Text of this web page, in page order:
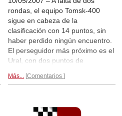
rondas, el equipo Tomsk-400
sigue en cabeza de la
clasificación con 14 puntos, sin
haber perdido ningún encuentro.
El perseguidor más próximo es el
Ural, con dos puntos de
momento ha cedido dos
está aún pendiente. En el tercer
Más... Comentarios